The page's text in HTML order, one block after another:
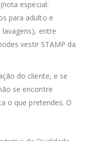
especial:
para adulto e
entre
vestir STAMP da
do cliente, e se
se encontre
o que pretendes. O